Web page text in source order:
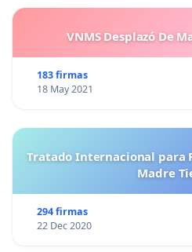
VNMS Desplazó De
183 firmas
18 May 2021
Tratado Internacional para
Madre
294 firmas
22 Dec 2020